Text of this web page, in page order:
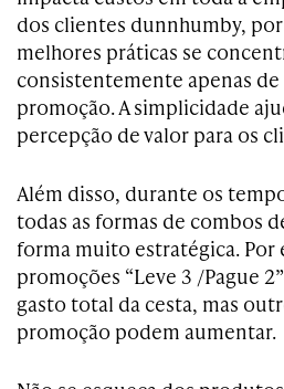
dos clientes dunnhumby,
melhores práticas se
consistentemente apenas de
promoção. A simplicidade
percepção de valor para os
Além disso, durante os
todas as formas de combos
forma muito estratégica. Por
promoções “Leve 3 /Pague
gasto total da cesta, mas
promoção podem aumentar.